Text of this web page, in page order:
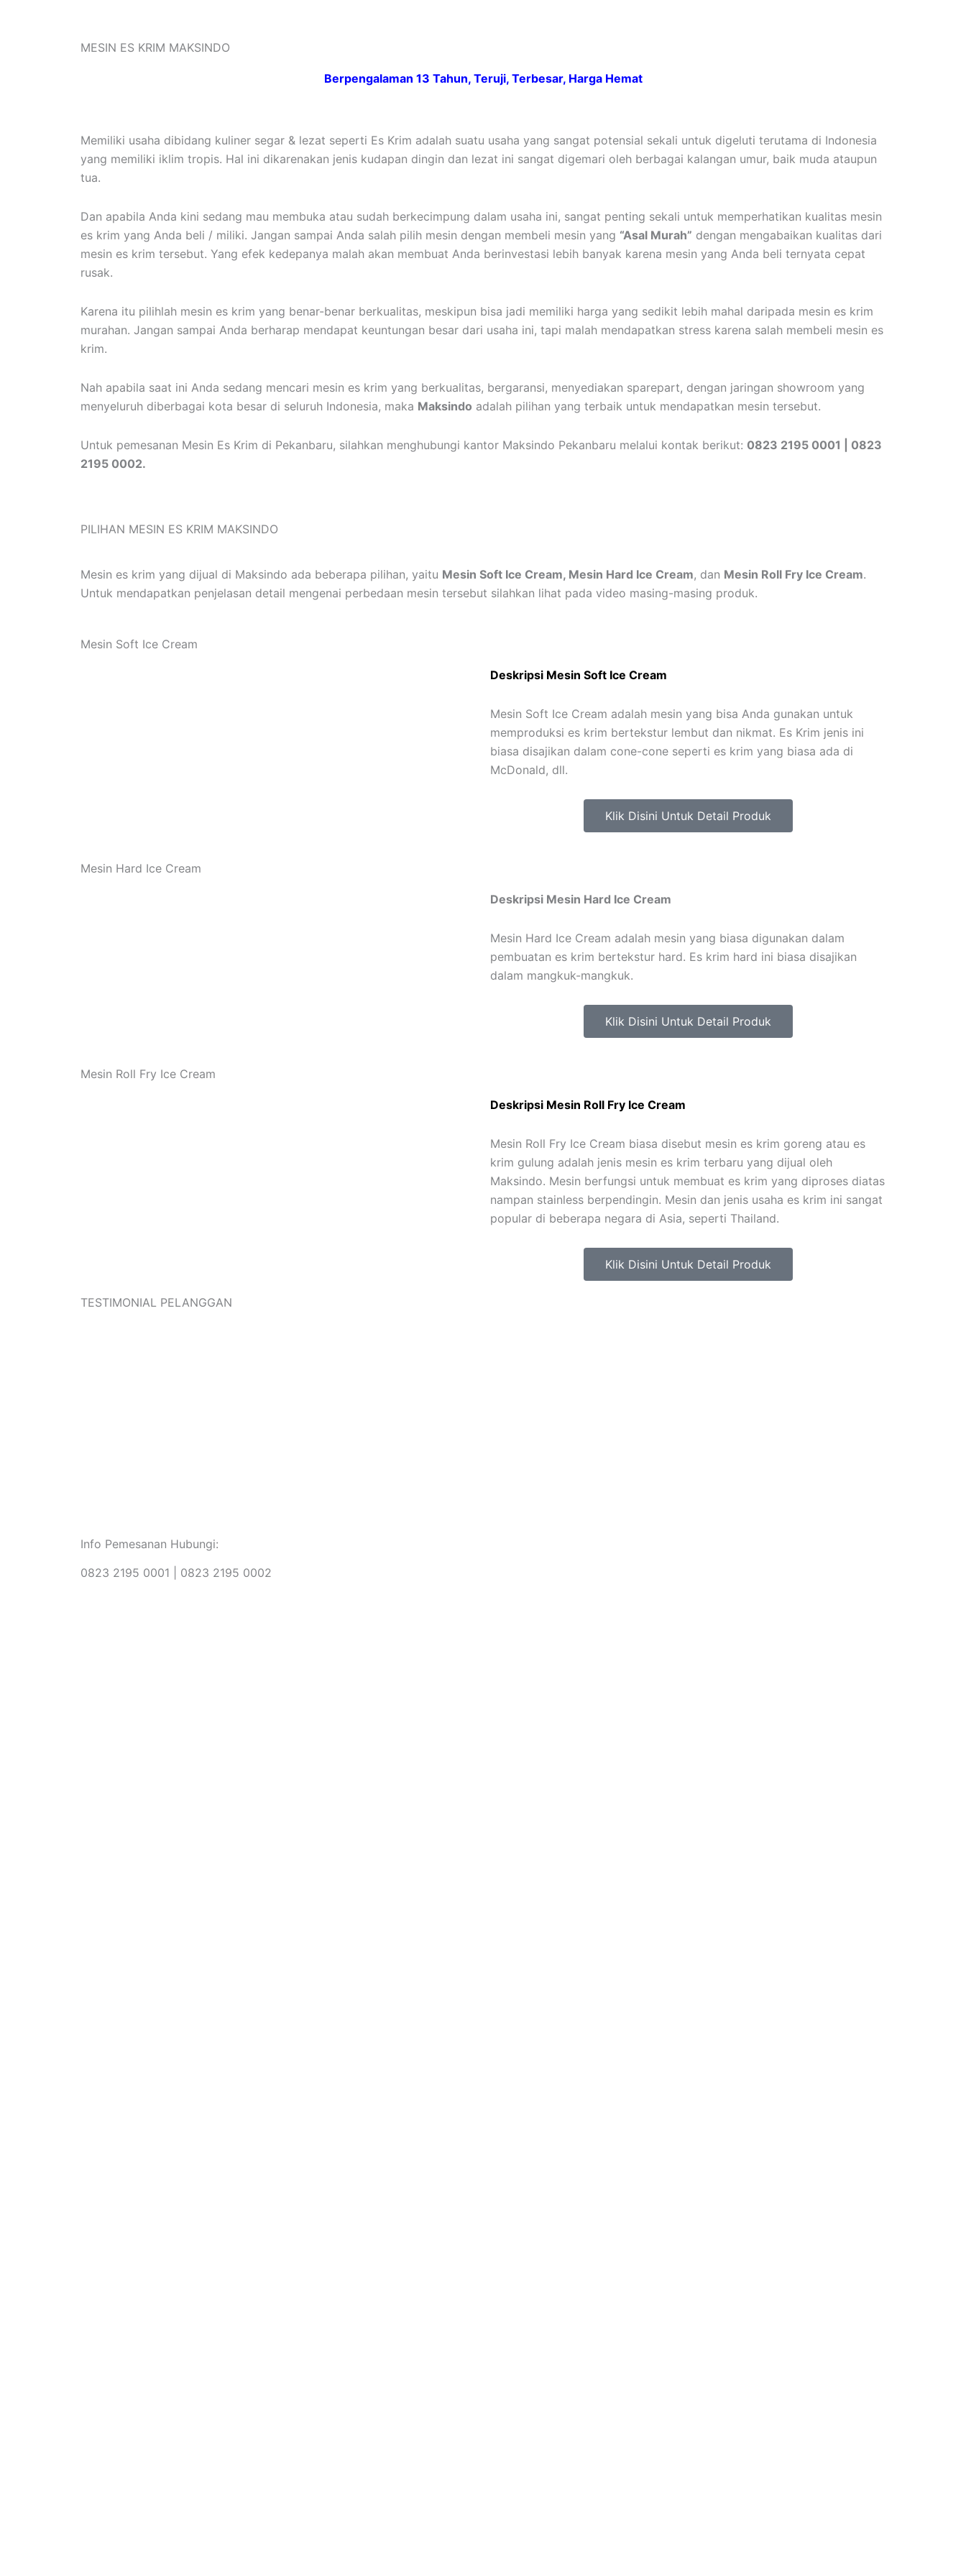
MESIN ES KRIM MAKSINDO
Berpengalaman 13 Tahun, Teruji, Terbesar, Harga Hemat
Memiliki usaha dibidang kuliner segar & lezat seperti Es Krim adalah suatu usaha yang sangat potensial sekali untuk digeluti terutama di Indonesia
yang memiliki iklim tropis. Hal ini dikarenakan jenis kudapan dingin dan lezat ini sangat digemari oleh berbagai kalangan umur, baik muda ataupun
tua.
Dan apabila Anda kini sedang mau membuka atau sudah berkecimpung dalam usaha ini, sangat penting sekali untuk memperhatikan kualitas mesin
es krim yang Anda beli / miliki. Jangan sampai Anda salah pilih mesin dengan membeli mesin yang “Asal Murah” dengan mengabaikan kualitas dari
mesin es krim tersebut. Yang efek kedepanya malah akan membuat Anda berinvestasi lebih banyak karena mesin yang Anda beli ternyata cepat
rusak.
Karena itu pilihlah mesin es krim yang benar-benar berkualitas, meskipun bisa jadi memiliki harga yang sedikit lebih mahal daripada mesin es krim
murahan. Jangan sampai Anda berharap mendapat keuntungan besar dari usaha ini, tapi malah mendapatkan stress karena salah membeli mesin es
krim.
Nah apabila saat ini Anda sedang mencari mesin es krim yang berkualitas, bergaransi, menyediakan sparepart, dengan jaringan showroom yang
menyeluruh diberbagai kota besar di seluruh Indonesia, maka Maksindo adalah pilihan yang terbaik untuk mendapatkan mesin tersebut.
Untuk pemesanan Mesin Es Krim di Pekanbaru, silahkan menghubungi kantor Maksindo Pekanbaru melalui kontak berikut: 0823 2195 0001 | 0823
2195 0002.
PILIHAN MESIN ES KRIM MAKSINDO
Mesin es krim yang dijual di Maksindo ada beberapa pilihan, yaitu Mesin Soft Ice Cream, Mesin Hard Ice Cream, dan Mesin Roll Fry Ice Cream.
Untuk mendapatkan penjelasan detail mengenai perbedaan mesin tersebut silahkan lihat pada video masing-masing produk.
Mesin Soft Ice Cream
Deskripsi Mesin Soft Ice Cream
Mesin Soft Ice Cream adalah mesin yang bisa Anda gunakan untuk
memproduksi es krim bertekstur lembut dan nikmat. Es Krim jenis ini
biasa disajikan dalam cone-cone seperti es krim yang biasa ada di
McDonald, dll.
Klik Disini Untuk Detail Produk
Mesin Hard Ice Cream
Deskripsi Mesin Hard Ice Cream
Mesin Hard Ice Cream adalah mesin yang biasa digunakan dalam
pembuatan es krim bertekstur hard. Es krim hard ini biasa disajikan
dalam mangkuk-mangkuk.
Klik Disini Untuk Detail Produk
Mesin Roll Fry Ice Cream
Deskripsi Mesin Roll Fry Ice Cream
Mesin Roll Fry Ice Cream biasa disebut mesin es krim goreng atau es
krim gulung adalah jenis mesin es krim terbaru yang dijual oleh
Maksindo. Mesin berfungsi untuk membuat es krim yang diproses diatas
nampan stainless berpendingin. Mesin dan jenis usaha es krim ini sangat
popular di beberapa negara di Asia, seperti Thailand.
Klik Disini Untuk Detail Produk
TESTIMONIAL PELANGGAN
Info Pemesanan Hubungi:
0823 2195 0001 | 0823 2195 0002